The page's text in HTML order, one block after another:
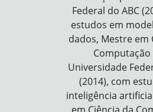
Federal do ABC
estudos em
dados, Mestre em
Computação
Universidade
(2014), com
inteligência
em Ciência da